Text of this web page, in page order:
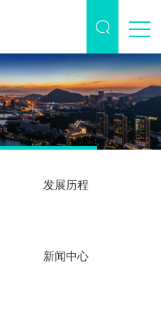
发展历程
新闻中心